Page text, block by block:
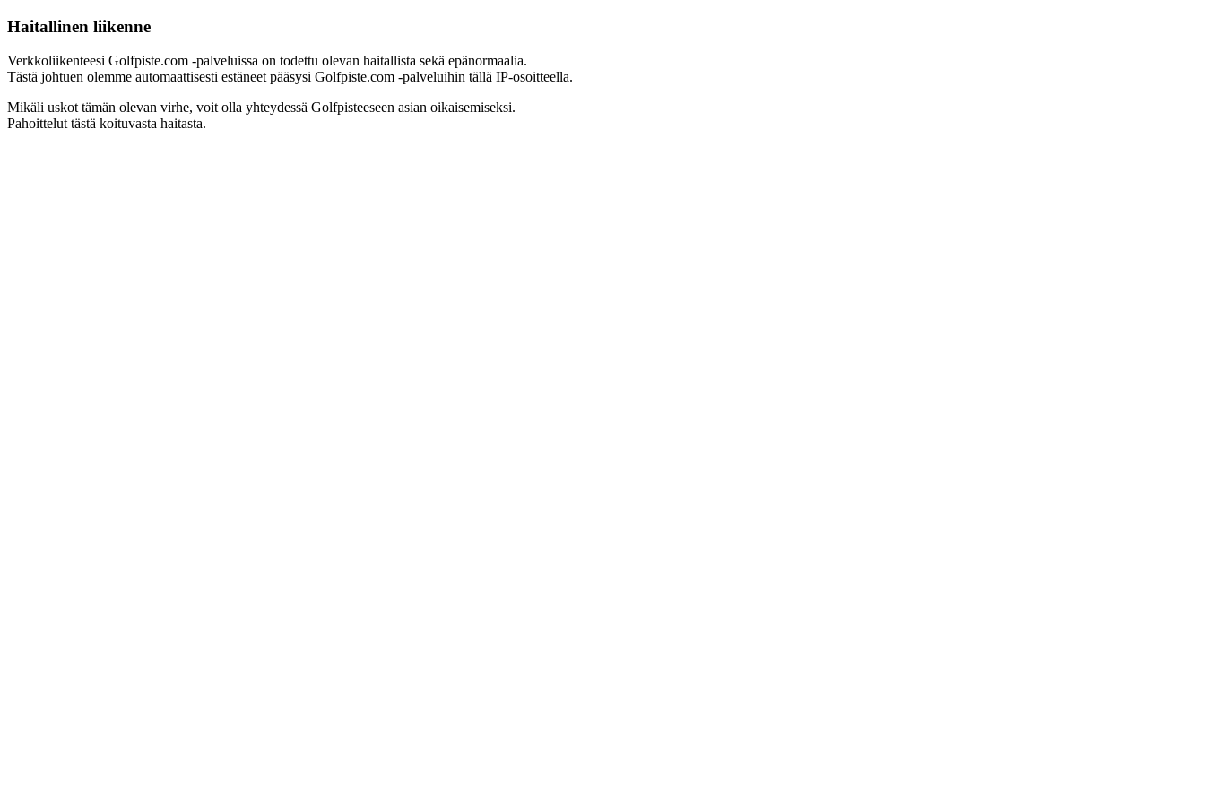
Haitallinen liikenne
Verkkoliikenteesi Golfpiste.com -palveluissa on todettu olevan haitallista sekä epänormaalia.
Tästä johtuen olemme automaattisesti estäneet pääsysi Golfpiste.com -palveluihin tällä IP-osoitteella.
Mikäli uskot tämän olevan virhe, voit olla yhteydessä Golfpisteeseen asian oikaisemiseksi.
Pahoittelut tästä koituvasta haitasta.